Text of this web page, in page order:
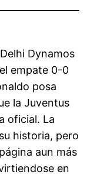
Dynamos
empate 0-0
posa
la Juventus
oficial. La
historia, pero
aun más
en